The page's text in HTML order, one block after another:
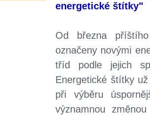
energetické štítky​"
Od března
označeny novými
tříd podle jejich
Energetické štítky
při výběru
významnou